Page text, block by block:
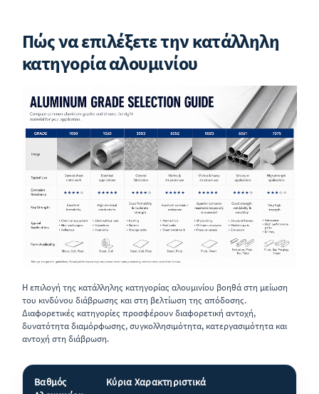
Πώς να επιλέξετε την κατάλληλη
κατηγορία αλουμινίου
Η επιλογή της κατάλληλης κατηγορίας αλουμινίου βοηθά στη μείωση
του κινδύνου διάβρωσης και στη βελτίωση της απόδοσης.
Διαφορετικές κατηγορίες προσφέρουν διαφορετική αντοχή,
δυνατότητα διαμόρφωσης, συγκολλησιμότητα, κατεργασιμότητα και
αντοχή στη διάβρωση.
Βαθμός
Κύρια Χαρακτηριστικά